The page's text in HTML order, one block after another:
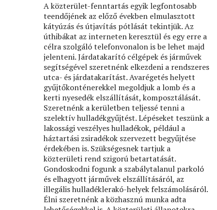
A közterület-fenntartás egyik legfontosabb
teendőjének az előző években elmulasztott
kátyúzás és útjavítás pótlását tekintjük. Az
úthibákat az interneten keresztül és egy erre a
célra szolgáló telefonvonalon is be lehet majd
jelenteni. Járdatakarító célgépek és járművek
segítségével szeretnénk elkezdeni a rendszeres
utca- és járdatakarítást. Avarégetés helyett
gyűjtőkonténerekkel megoldjuk a lomb és a
kerti nyesedék elszállítását, komposztálását.
Szeretnénk a kerületben teljessé tenni a
szelektív hulladékgyűjtést. Lépéseket teszünk a
lakossági veszélyes hulladékok, például a
háztartási zsiradékok szervezett begyűjtése
érdekében is. Szükségesnek tartjuk a
közterületi rend szigorú betartatását.
Gondoskodni fogunk a szabálytalanul parkoló
és elhagyott járművek elszállításáról, az
illegális hulladéklerakó-helyek felszámolásáról.
Élni szeretnénk a közhasznú munka adta